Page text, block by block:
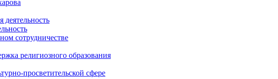
деятельность
сотрудничестве
религиозного образования
просветительской сфере